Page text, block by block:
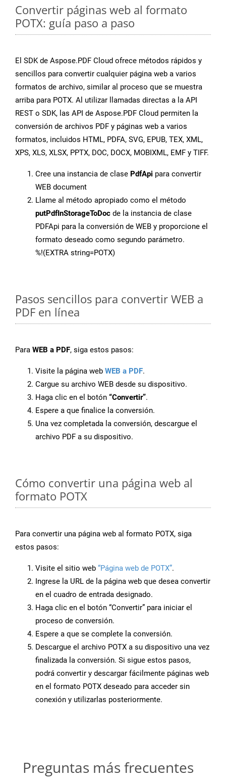
Convertir páginas web al formato
POTX: guía paso a paso
El SDK de Aspose.PDF Cloud ofrece métodos rápidos y
sencillos para convertir cualquier página web a varios
formatos de archivo, similar al proceso que se muestra
arriba para POTX. Al utilizar llamadas directas a la API
REST o SDK, las API de Aspose.PDF Cloud permiten la
conversión de archivos PDF y páginas web a varios
formatos, incluidos HTML, PDFA, SVG, EPUB, TEX, XML,
XPS, XLS, XLSX, PPTX, DOC, DOCX, MOBIXML, EMF y TIFF.
Cree una instancia de clase PdfApi para convertir
WEB document
Llame al método apropiado como el método
putPdfInStorageToDoc de la instancia de clase
PDFApi para la conversión de WEB y proporcione el
formato deseado como segundo parámetro.
%!(EXTRA string=POTX)
Pasos sencillos para convertir WEB a
PDF en línea
Para WEB a PDF, siga estos pasos:
Visite la página web WEB a PDF.
Cargue su archivo WEB desde su dispositivo.
Haga clic en el botón “Convertir”.
Espere a que finalice la conversión.
Una vez completada la conversión, descargue el
archivo PDF a su dispositivo.
Cómo convertir una página web al
formato POTX
Para convertir una página web al formato POTX, siga
estos pasos:
Visite el sitio web “Página web de POTX”.
Ingrese la URL de la página web que desea convertir
en el cuadro de entrada designado.
Haga clic en el botón “Convertir” para iniciar el
proceso de conversión.
Espere a que se complete la conversión.
Descargue el archivo POTX a su dispositivo una vez
finalizada la conversión. Si sigue estos pasos,
podrá convertir y descargar fácilmente páginas web
en el formato POTX deseado para acceder sin
conexión y utilizarlas posteriormente.
Preguntas más frecuentes